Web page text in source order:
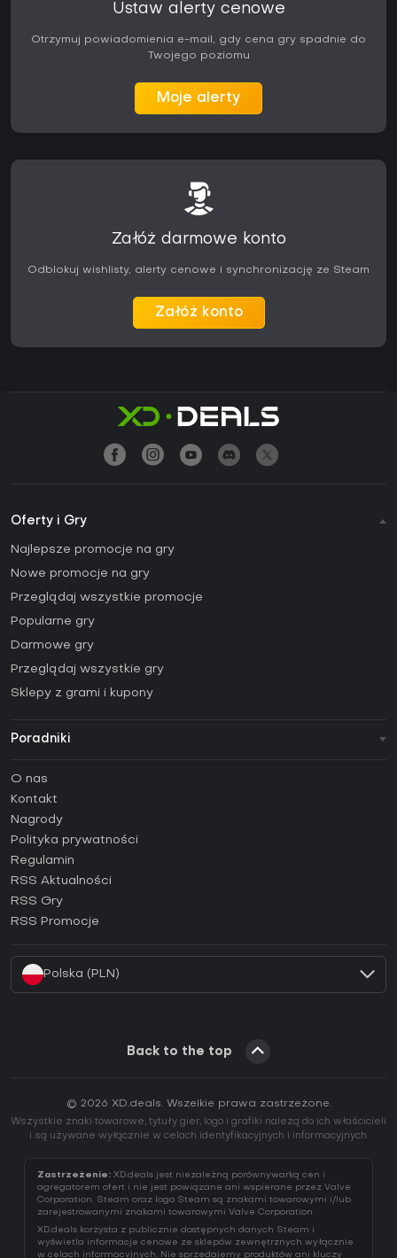
Ustaw alerty cenowe
Otrzymuj powiadomienia e-mail, gdy cena gry spadnie do
Twojego poziomu
Moje alerty
Załóż darmowe konto
Odblokuj wishlisty, alerty cenowe i synchronizację ze Steam
Załóż konto
Oferty i Gry
Najlepsze promocje na gry
Nowe promocje na gry
Przeglądaj wszystkie promocje
Popularne gry
Darmowe gry
Przeglądaj wszystkie gry
Sklepy z grami i kupony
Poradniki
Poradniki
Jak aktywować klucz Steam (CD Key)?
Jak aktywować klucz Epic Games (CD Key)?
Jak aktywować klucz GOG (CD Key)?
Jak aktywować klucz Ubisoft Connect (CD Key)?
Jak aktywować klucz EA App (CD Key)?
O nas
Kontakt
Nagrody
Polityka prywatności
Regulamin
RSS Aktualności
RSS Gry
RSS Promocje
Polska (PLN)
Back to the top
© 2026 XD.deals. Wszelkie prawa zastrzeżone.
Wszystkie znaki towarowe, tytuły gier, logo i grafiki należą do ich właścicieli
i są używane wyłącznie w celach identyfikacyjnych i informacyjnych.
Zastrzeżenie: XD.deals jest niezależną porównywarką cen i
agregatorem ofert i nie jest powiązane ani wspierane przez Valve
Corporation. Steam oraz logo Steam są znakami towarowymi i/lub
zarejestrowanymi znakami towarowymi Valve Corporation.
XD.deals korzysta z publicznie dostępnych danych Steam i
wyświetla informacje cenowe ze sklepów zewnętrznych wyłącznie
w celach informacyjnych. Nie sprzedajemy produktów ani kluczy